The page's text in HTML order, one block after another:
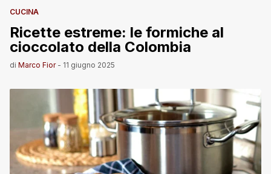
CUCINA
Ricette estreme: le formiche al
cioccolato della Colombia
di Marco Fior- 11 giugno 2025